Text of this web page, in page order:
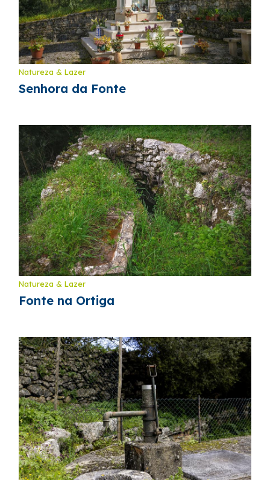
Natureza & Lazer
Senhora da Fonte
Natureza & Lazer
Fonte na Ortiga